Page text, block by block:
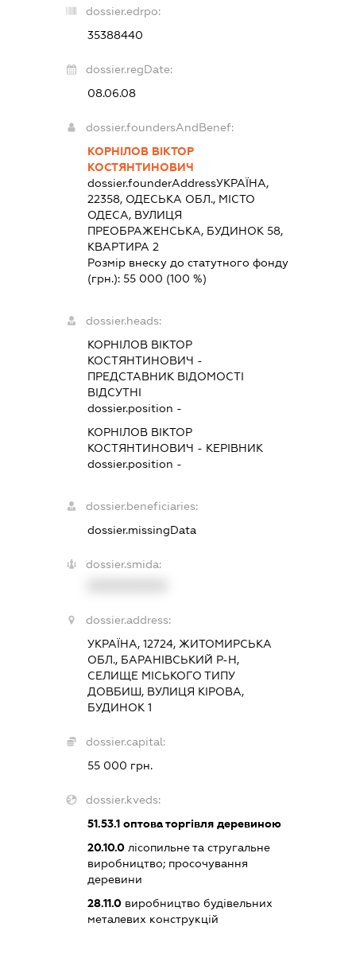
dossier.edrpo:
35388440
dossier.regDate:
08.06.08
dossier.foundersAndBenef:
КОРНІЛОВ ВІКТОР
КОСТЯНТИНОВИЧ
dossier.founderAddressУКРАЇНА,
22358, ОДЕСЬКА ОБЛ., МІСТО
ОДЕСА, ВУЛИЦЯ
ПРЕОБРАЖЕНСЬКА, БУДИНОК 58,
КВАРТИРА 2
Розмір внеску до статутного фонду
(грн.):55 000 (100 %)
dossier.heads:
КОРНІЛОВ ВІКТОР
КОСТЯНТИНОВИЧ -
ПРЕДСТАВНИК ВІДОМОСТІ
ВІДСУТНІ
dossier.position -
КОРНІЛОВ ВІКТОР
КОСТЯНТИНОВИЧ - КЕРІВНИК
dossier.position -
dossier.beneficiaries:
dossier.missingData
dossier.smida:
dossier.address:
УКРАЇНА, 12724, ЖИТОМИРСЬКА
ОБЛ., БАРАНІВСЬКИЙ Р-Н,
СЕЛИЩЕ МІСЬКОГО ТИПУ
ДОВБИШ, ВУЛИЦЯ КІРОВА,
БУДИНОК 1
dossier.capital:
55 000 грн.
dossier.kveds:
51.53.1 оптова торгівля деревиною
20.10.0 лісопильне та стругальне
виробництво; просочування
деревини
28.11.0 виробництво будівельних
металевих конструкцій